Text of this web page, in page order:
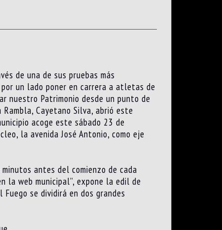
de una de sus pruebas más
un lado poner en carrera a atletas de
nuestro Patrimonio desde un punto de
Cayetano Silva, abrió este
acoge este sábado 23 de
la avenida José Antonio, como eje
antes del comienzo de cada
la web municipal”, expone la edil de
se dividirá en dos grandes